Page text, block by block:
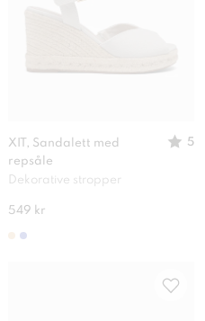
XIT, Sandalett med
repsåle
5
Dekorative stropper
549 kr